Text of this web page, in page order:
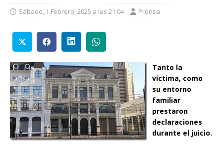
Sábado, 1 Febrero, 2025 a las 21:04 Prensa
Tanto la
víctima, como
su entorno
familiar
prestaron
declaraciones
durante el juicio.